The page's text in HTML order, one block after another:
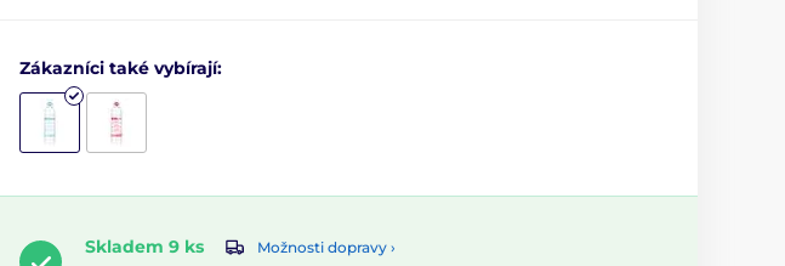
Zákazníci také vybírají:
Skladem 9 ks
Možnosti dopravy ›